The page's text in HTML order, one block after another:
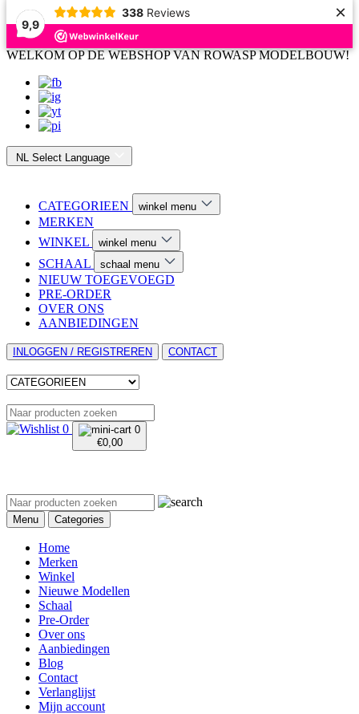
9,9
338 Reviews ×
WELKOM OP DE WEBSHOP VAN ROWASP MODELBOUW!
NL Select Language
CATEGORIEEN winkel menu
MERKEN
WINKEL
winkel menu
SCHAAL schaal menu
NIEUW TOEGEVOEGD
PRE-ORDER
OVER ONS
AANBIEDINGEN
INLOGGEN / REGISTREREN CONTACT
0
0
€0,00
Menu Categories
Home
Merken
Winkel
Nieuwe Modellen
Schaal
Pre-Order
Over ons
Aanbiedingen
Blog
Contact
Verlanglijst
Mijn account